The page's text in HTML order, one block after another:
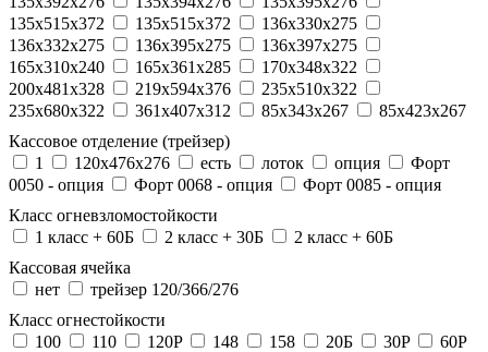
135x515x372
135х515х372
136x330x275
136x332x275
136x395x275
136x397x275
165x310x240
165x361x285
170x348x322
200x481x328
219x594x376
235x510x322
235x680x322
361x407x312 85x343x267
85x423x267
Кассовое отделение (трейзер)
1
120х476х276 есть лоток опция
Форт
0050 - опция
Форт 0068 - опция
Форт 0085 - опция
Класс огневзломостойкости
1 класс + 60Б
2 класс + 30Б
2 класс + 60Б
Кассовая ячейка
нет
трейзер 120/366/276
Класс огнестойкости
100
110 120P 148 158 20Б 30P
60P